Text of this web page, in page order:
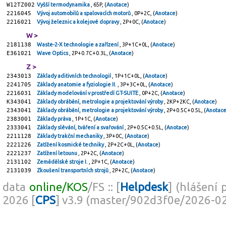
W12TZ002 Vyšší termodynamika , 65P, (Anotace)
2216045 Vývoj automobilů a spalovacích motorů , 0P+2C, (Anotace)
2216021 Vývoj železnic a kolejové dopravy , 2P+0C, (Anotace)
W >
2181138 Waste-2-X technologie a zařízení , 3P+1C+0L, (Anotace)
E361021 Wave Optics , 2P+0.7C+0.3L, (Anotace)
Z >
2343013 Základy aditivních technologií , 1P+1C+0L, (Anotace)
2241705 Základy anatomie a fyziologie II. , 3P+3C+0L, (Anotace)
2216031 Základy modelování v prostředí GT-SUITE , 0P+2C, (Anotace)
K343041 Základy obrábění, metrologie a projektování výroby , 2KP+2KC, (Anotace)
2343041 Základy obrábění, metrologie a projektování výroby , 2P+0.5C+0.5L, (Anotace
2383001 Základy práva , 1P+1C, (Anotace)
2333041 Základy slévání, tváření a svařování , 2P+0.5C+0.5L, (Anotace)
2211128 Základy trakční mechaniky , 3P+0C, (Anotace)
2221226 Zatížení kosmické techniky , 2P+2C+0L, (Anotace)
2221237 Zatížení letounu , 2P+2C, (Anotace)
2131102 Zemědělské stroje I. , 2P+1C, (Anotace)
2131039 Zkoušení transportních strojů , 2P+2C, (Anotace)
data online/KOS/FS :: [Helpdesk] (hlášení
2026 [CPS] v3.9 (master/902d3f0e/2026-